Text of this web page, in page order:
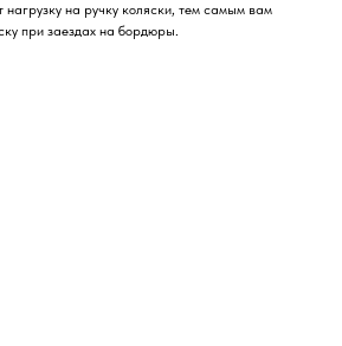
нагрузку на ручку коляски, тем самым вам
при заездах на бордюры.